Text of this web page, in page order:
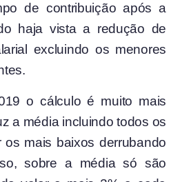
de contribuição após a
haja vista a redução de
excluindo os menores
o cálculo é muito mais
a média incluindo todos os
os mais baixos derrubando
sobre a média só são